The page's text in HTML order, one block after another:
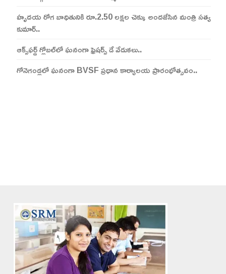
హృదయ రోగ బాధితునికి రూ.2.50 లక్షల చెక్కు అందజేసిన మంత్రి సత్య
కుమార్..
ఆక్స్‌ఫర్డ్ గ్లోబల్‌లో ఘనంగా ఫ్రెషర్స్ డే వేడుకలు..
గోనెగండ్లలో ఘనంగా BVSF ప్రధాన కార్యాలయ ప్రారంభోత్సవం..